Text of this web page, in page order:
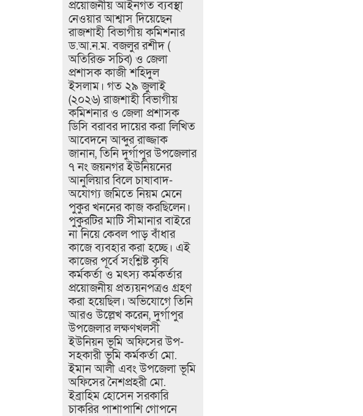
প্রয়োজনীয় আইনগত ব্যবস্থা
নেওয়ার আশ্বাস দিয়েছেন
রাজশাহী বিভাগীয় কমিশনার
ড.আ.ন.ম. বজলুর রশীদ (
অতিরিক্ত সচিব) ও জেলা
প্রশাসক কাজী শহিদুল
ইসলাম। গত ২৯ জুলাই
(২০২৬) রাজশাহী বিভাগীয়
কমিশনার ও জেলা প্রশাসক
ডিসি বরাবর দায়ের করা লিখিত
আবেদনে আব্দুর রাজ্জাক
জানান, তিনি দুর্গাপুর উপজেলার
৭ নং জয়নগর ইউনিয়নের
আনুলিয়ার বিলে চাষাবাদ-
অযোগ্য জমিতে নিয়ম মেনে
পুকুর খননের কাজ করছিলেন।
পুকুরটির মাটি সীমানার বাইরে
না নিয়ে কেবল পাড় বাঁধার
কাজে ব্যবহার করা হচ্ছে। এই
কাজের পূর্বে সংশ্লিষ্ট কৃষি
কর্মকর্তা ও মৎস্য কর্মকর্তার
প্রয়োজনীয় প্রত্যয়নপত্রও গ্রহণ
করা হয়েছিল।​ অভিযোগে তিনি
আরও উল্লেখ করেন, দুর্গাপুর
উপজেলার লক্ষণখলসী
ইউনিয়ন ভূমি অফিসের উপ-
সহকারী ভূমি কর্মকর্তা মো.
ইমান আলী এবং উপজেলা ভূমি
অফিসের নৈশপ্রহরী মো.
ইব্রাহিম হোসেন সরকারি
চাকরির পাশাপাশি গোপনে